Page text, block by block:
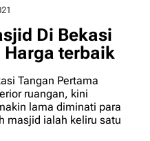
Di Bekasi
Harga terbaik
Tangan Pertama
ruangan, kini
lama diminati para
masjid ialah keliru satu